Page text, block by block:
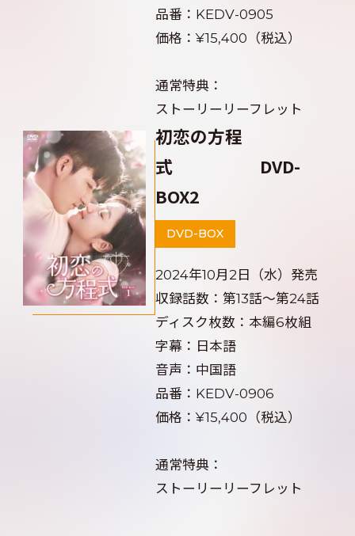
品番：KEDV-0905
価格：¥15,400（税込）
通常特典：
ストーリーリーフレット
初恋の方程
式 DVD-
BOX2
DVD-BOX
2024年10月2日（水）発売
収録話数：第13話～第24話
ディスク枚数：本編6枚組
字幕：日本語
音声：中国語
品番：KEDV-0906
価格：¥15,400（税込）
通常特典：
ストーリーリーフレット